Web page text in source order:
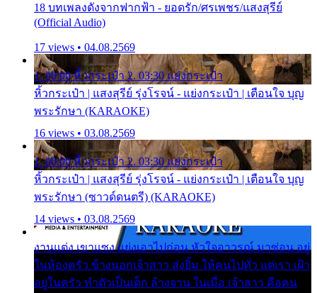
18 บทเพลงดังจากฟากฟ้า - ยอดรัก/ศรเพชร/แสงสุรีย์
(Official Audio)
17 views • 04.08.2569
1. 00:00 หิ้วกระเป๋า 2. 03:30 แย่งกระเป๋า
หิ้วกระเป๋า | แสงสุรีย์ รุ่งโรจน์ - แย่งกระเป๋า | เตือนใจ บุญ
พระรักษา (KARAOKE)
16 views • 03.08.2569
1. 00:00 หิ้วกระเป๋า 2. 03:30 แย่งกระเป๋า
หิ้วกระเป๋า | แสงสุรีย์ รุ่งโรจน์ - แย่งกระเป๋า | เตือนใจ บุญ
พระรักษา (ซาวด์ดนตรี) (KARAOKE)
14 views • 03.08.2569
งานแต่ง เขาแซง แย่งเอาไปก่อน หัวใจอาวรณ์ มาซ่อน อยู่
ในห้องครัว ข้างนอกเจ้าสาว ส่งยิ้ม ให้คนไปทั่ว แต่เรา เฝ้า
อยู่ในครัว ทำตัวเป็นเด็ก ล้างจาน ในเมื่อ เจ้าสาว คือคน